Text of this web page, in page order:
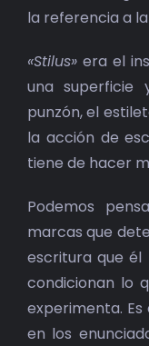
la referencia a
«Stilus»era el
una superficie
punzón, el
la acción de
tiene de hacer
Podemos
marcas que
escritura que él
condicionan lo
experimenta.
en los